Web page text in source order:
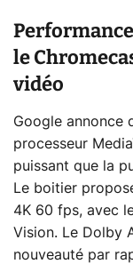
le
vidéo
Google annonce
processeur
puissant que la
Le boitier
4K 60 fps, avec
Vision. Le Dolby
nouveauté par